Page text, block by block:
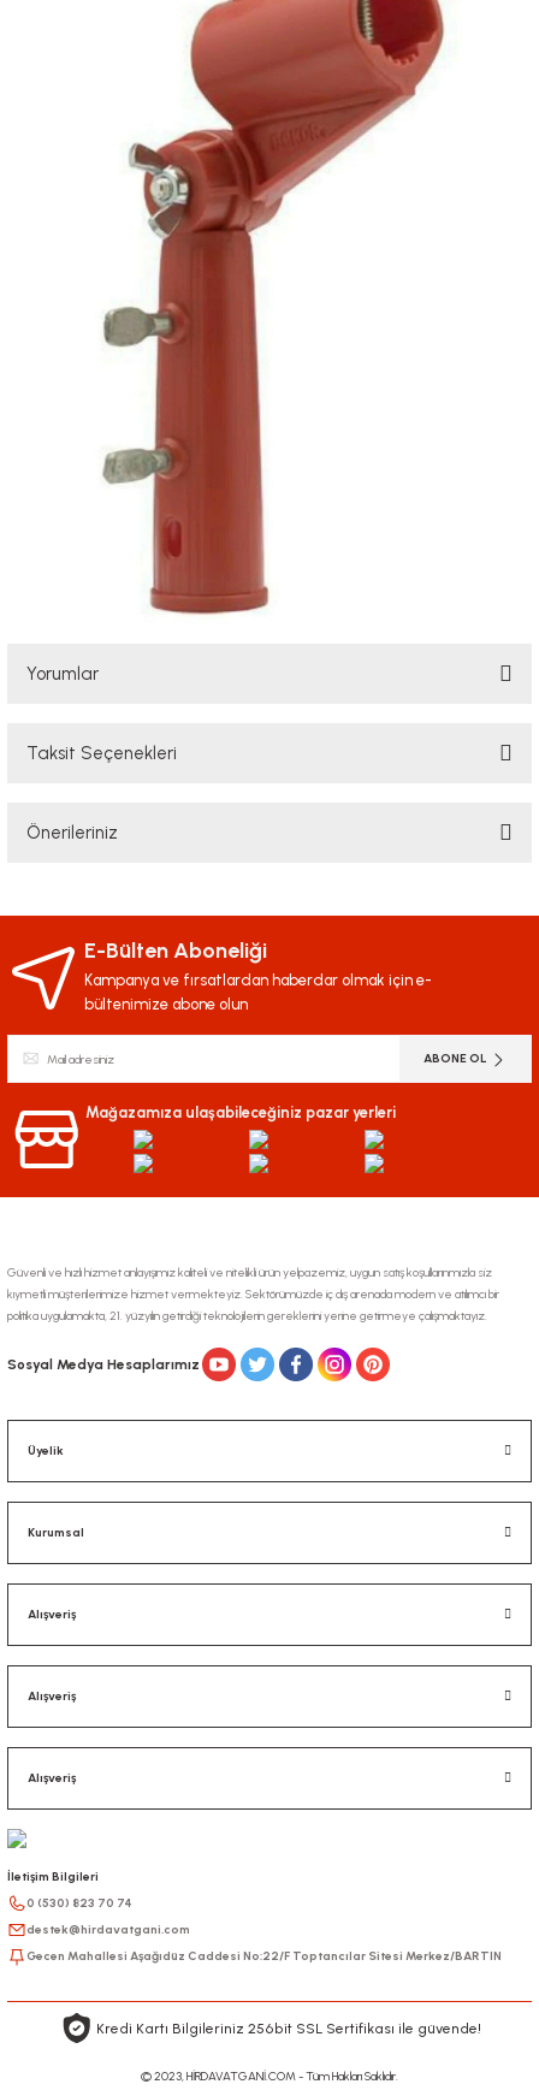
Yorumlar
Taksit Seçenekleri
Önerileriniz
iletebilirsiniz.
Görüş ve önerileriniz için teşekkür ederiz.
Ürün açıklamasında eksik bilgiler bulunuyor.
Ürün fiyatı diğer sitelerden daha pahalı.
Bu ürüne benzer farklı alternatifler olmalı.
Gönder
E-Bülten Aboneliği
Kampanya ve fırsatlardan haberdar olmak için e-
bültenimize abone olun
ABONE OL
Mağazamıza ulaşabileceğiniz pazar yerleri
Güvenli ve hızlı hizmet anlayışımız kaliteli ve nitelikli ürün yelpazemiz, uygun satış koşullarınmızla siz
kıymetli müşterilerimize hizmet vermekteyiz. Sektörümüzde iç dış arenada modern ve atılımcı bir
politika uygulamakta, 21. yüzyılın getirdiği teknolojilerin gereklerini yerine getirmeye çalışmaktayız.
Sosyal Medya Hesaplarımız
Üyelik
Kurumsal
Alışveriş
Alışveriş
Alışveriş
İletişim Bilgileri
0 (530) 823 70 74
destek@hirdavatgani.com
Gecen Mahallesi Aşağıdüz Caddesi No:22/F Toptancılar Sitesi Merkez/BARTIN
Kredi Kartı Bilgileriniz 256bit SSL Sertifikası ile güvende!
© 2023, HİRDAVATGANİ.COM - Tüm Hakları Saklıdır.